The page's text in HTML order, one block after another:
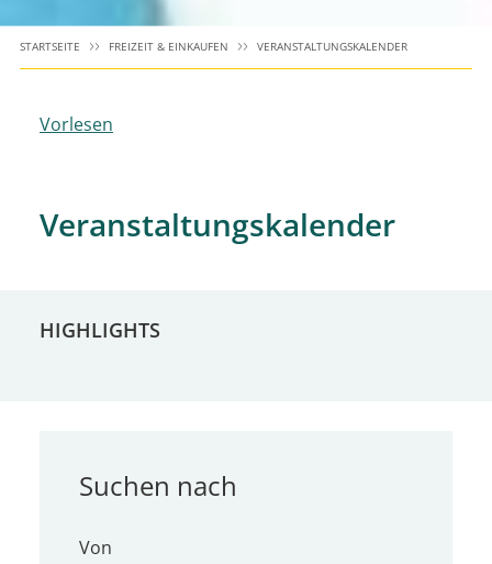
STARTSEITE FREIZEIT & EINKAUFEN VERANSTALTUNGSKALENDER
Vorlesen
Veranstaltungskalender
HIGHLIGHTS
Von
Suchen nach